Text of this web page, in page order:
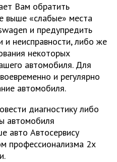
Вам обратить
выше «слабые» места
и предупредить
неисправности, либо же
некоторых
автомобиля. Для
и регулярно
автомобиля.
диагностику либо
автомобиля
авто Автосервису
профессионализма 2х